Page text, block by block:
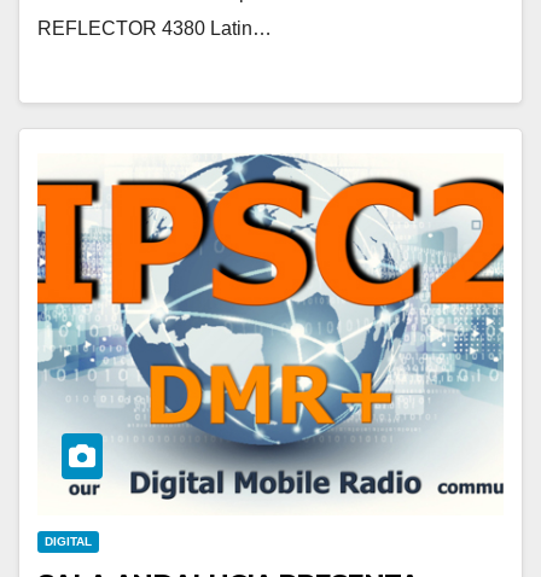
REFLECTOR 4380 Latin…
DIGITAL